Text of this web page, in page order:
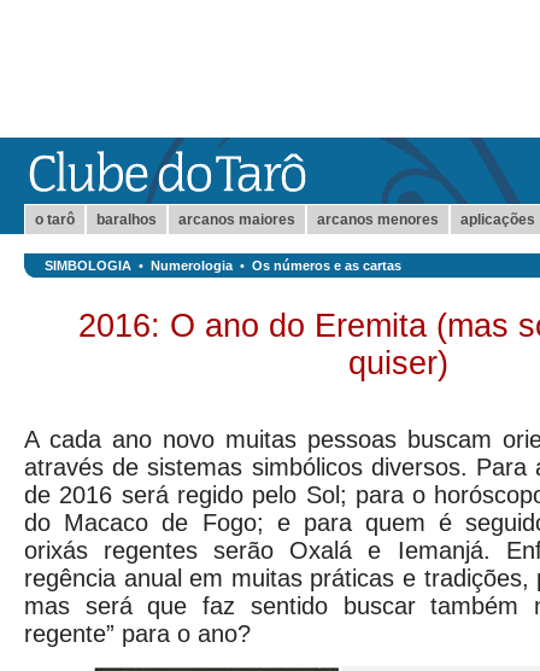
o tarô baralhos arcanos maiores arcanos menores aplicações
SIMBOLOGIA • Numerologia • Os números e as cartas
2016: O ano do Eremita (mas
quiser)
A cada ano novo muitas pessoas buscam
através de sistemas simbólicos diversos. Para
de 2016 será regido pelo Sol; para o
do Macaco de Fogo; e para quem é
orixás regentes serão Oxalá e Iemanjá.
regência anual em muitas práticas e
mas será que faz sentido buscar também
regente” para o ano?